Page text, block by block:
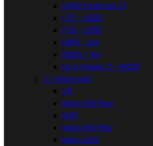
E400 Optimus L3
L70 - D320
F70 - D315
H815 - G4
K120E - K4
LG X Power 2 - M320
  Motorola
V8
Moto G8 Play
G30
Moto G9 Play
Moto G22